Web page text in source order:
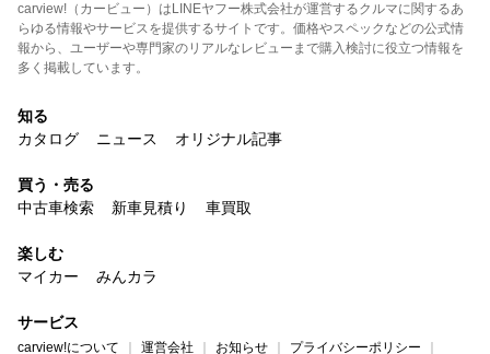
carview!（カービュー）はLINEヤフー株式会社が運営するクルマに関するあ
らゆる情報やサービスを提供するサイトです。価格やスペックなどの公式情
報から、ユーザーや専門家のリアルなレビューまで購入検討に役立つ情報を
多く掲載しています。
知る
カタログ
ニュース オリジナル記事
買う・売る
中古車検索
新車見積り 車買取
楽しむ
マイカー
みんカラ
サービス
carview!について 運営会社 お知らせ プライバシーポリシー